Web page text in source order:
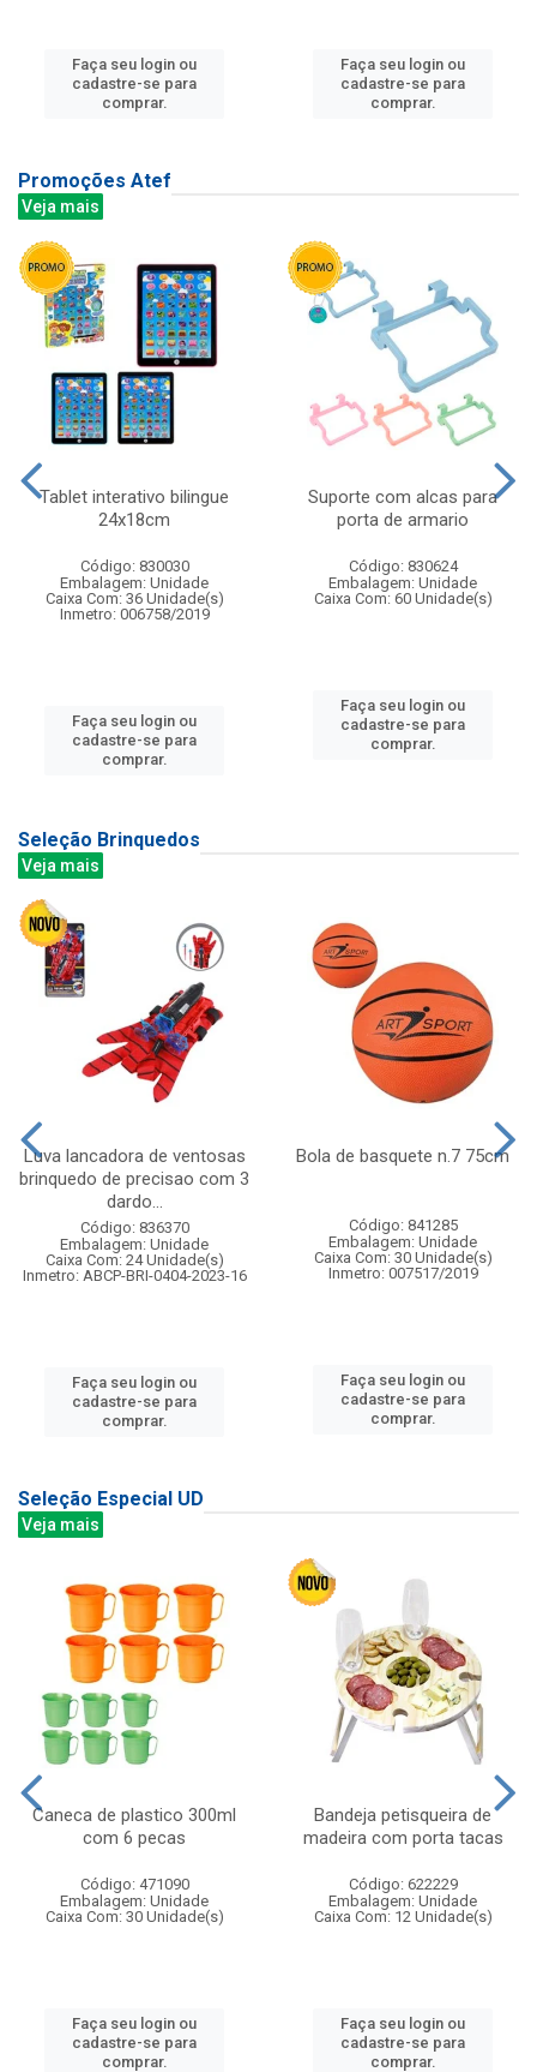
Faça seu login ou
cadastre-se para
comprar.
Faça seu login ou
cadastre-se para
comprar.
Promoções Atef
Veja mais
Tablet interativo bilingue
24x18cm
Código: 830030
Embalagem: Unidade
Caixa Com: 36 Unidade(s)
Inmetro: 006758/2019
Faça seu login ou
cadastre-se para
comprar.
Suporte com alcas para
porta de armario
Código: 830624
Embalagem: Unidade
Caixa Com: 60 Unidade(s)
Faça seu login ou
cadastre-se para
comprar.
Seleção Brinquedos
Veja mais
Luva lancadora de ventosas
brinquedo de precisao com 3
dardo...
Código: 836370
Embalagem: Unidade
Caixa Com: 24 Unidade(s)
Inmetro: ABCP-BRI-0404-2023-16
Faça seu login ou
cadastre-se para
comprar.
Bola de basquete n.7 75cm
Código: 841285
Embalagem: Unidade
Caixa Com: 30 Unidade(s)
Inmetro: 007517/2019
Faça seu login ou
cadastre-se para
comprar.
Seleção Especial UD
Veja mais
Caneca de plastico 300ml
com 6 pecas
Código: 471090
Embalagem: Unidade
Caixa Com: 30 Unidade(s)
Faça seu login ou
cadastre-se para
comprar.
Bandeja petisqueira de
madeira com porta tacas
Código: 622229
Embalagem: Unidade
Caixa Com: 12 Unidade(s)
Faça seu login ou
cadastre-se para
comprar.